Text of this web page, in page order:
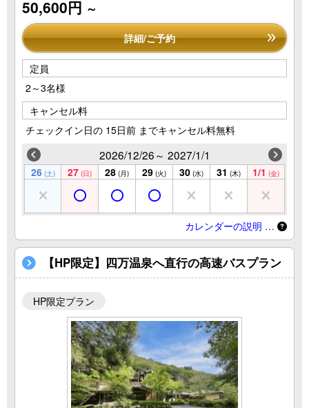
50,600円 ～
詳細/ご予約
定員
2～3名様
キャンセル料
チェックイン日の 15日前 までキャンセル料無料
2026/12/26～ 2027/1/1
26 (土) 27 (日) 28 (月) 29 (火) 30 (水) 31 (木) 1/1 (金)
カレンダーの説明 …
【HP限定】四万温泉へ直行の高速バスプラン
HP限定プラン